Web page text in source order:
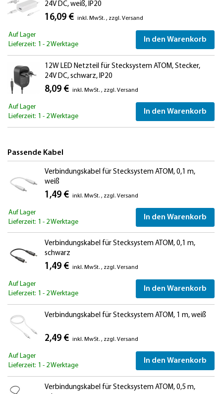
24V DC, weiß, IP20
16,09 € inkl. MwSt. , zzgl. Versand
Auf Lager
Lieferzeit: 1 - 2 Werktage
In den Warenkorb
12W LED Netzteil für Stecksystem ATOM, Stecker,
24V DC, schwarz, IP20
8,09 € inkl. MwSt. , zzgl. Versand
Auf Lager
Lieferzeit: 1 - 2 Werktage
In den Warenkorb
Passende Kabel
Verbindungskabel für Stecksystem ATOM, 0,1 m,
weiß
1,49 € inkl. MwSt. , zzgl. Versand
Auf Lager
Lieferzeit: 1 - 2 Werktage
In den Warenkorb
Verbindungskabel für Stecksystem ATOM, 0,1 m,
schwarz
1,49 € inkl. MwSt. , zzgl. Versand
Auf Lager
Lieferzeit: 1 - 2 Werktage
In den Warenkorb
Verbindungskabel für Stecksystem ATOM, 1 m, weiß
2,49 € inkl. MwSt. , zzgl. Versand
Auf Lager
Lieferzeit: 1 - 2 Werktage
In den Warenkorb
Verbindungskabel für Stecksystem ATOM, 0,5 m,